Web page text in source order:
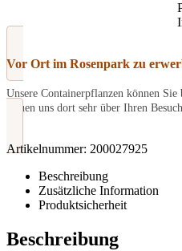
Vor Ort im Rosenpark zu
Unsere Containerpflanzen können
freuen uns dort sehr über Ihren
Artikelnummer: 200027925
Beschreibung
Zusätzliche Information
Produktsicherheit
Beschreibung